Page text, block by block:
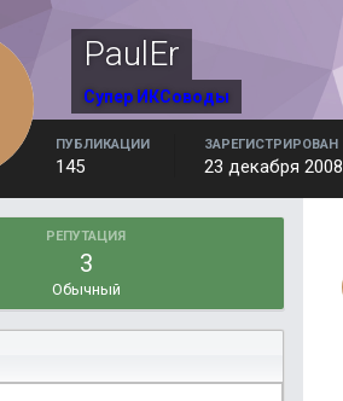
PaulEr
Супер ИКСоводы
ПУБЛИКАЦИИ
145
ЗАРЕГИСТРИРОВАН
23 декабря 2008
РЕПУТАЦИЯ
3
Обычный